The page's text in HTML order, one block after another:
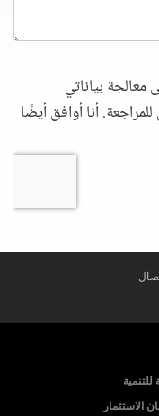
معالجة بياناتي
أنا أوافق أيضًا
الاستثمار